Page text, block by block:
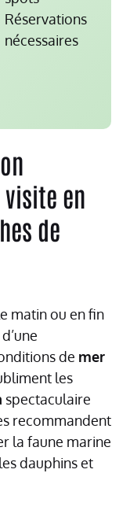
Réservations
nécessaires
visite en
de
matin ou en fin
de mer
les
spectaculaire
recommandent
la faune marine
dauphins et